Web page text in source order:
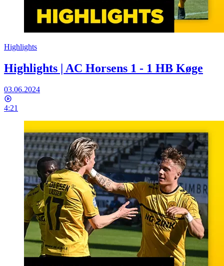
Highlights
Highlights | AC Horsens 1 - 1 HB Køge
03.06.2024
4:21